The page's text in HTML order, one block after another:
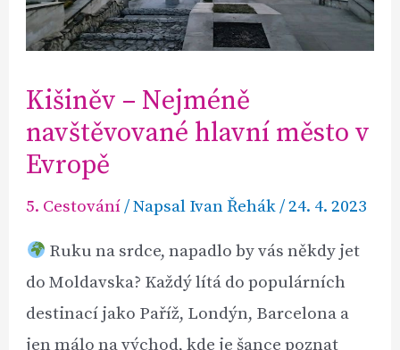
Kišiněv – Nejméně
navštěvované hlavní město v
Evropě
5. Cestování/ Napsal Ivan Řehák/24. 4. 2023
Ruku na srdce, napadlo by vás někdy jet
do Moldavska? Každý lítá do populárních
destinací jako Paříž, Londýn, Barcelona a
jen málo na východ, kde je šance poznat